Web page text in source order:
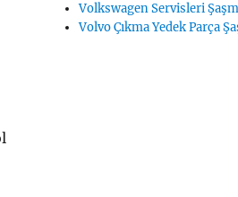
Volkswagen Servisleri
Volvo Çıkma Yedek Parça